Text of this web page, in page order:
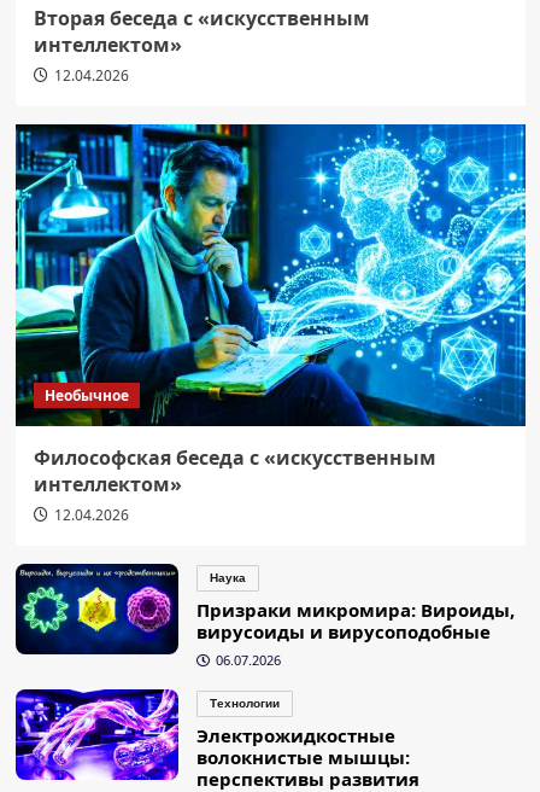
Вторая беседа с «искусственным
интеллектом»
12.04.2026
Необычное
Философская беседа с «искусственным
интеллектом»
12.04.2026
Наука
Призраки микромира: Вироиды,
вирусоиды и вирусоподобные
06.07.2026
Технологии
Электрожидкостные
волокнистые мышцы:
перспективы развития